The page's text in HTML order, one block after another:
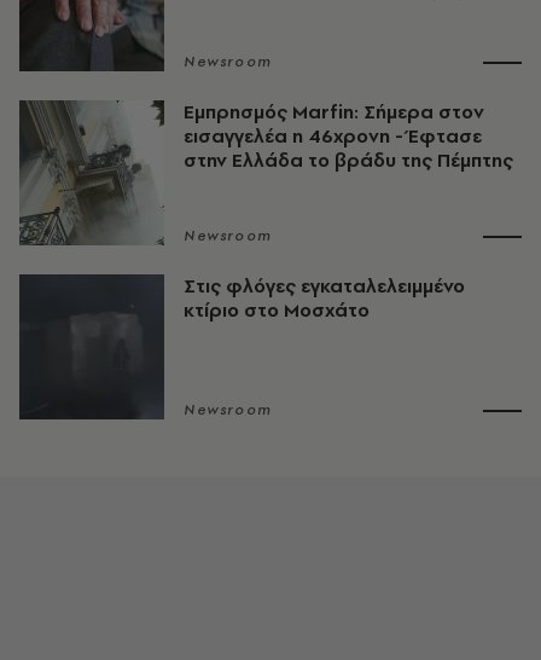
Newsroom
Εμπρησμός Marfin: Σήμερα στον
εισαγγελέα η 46χρονη - Έφτασε
στην Ελλάδα το βράδυ της Πέμπτης
Newsroom
Στις φλόγες εγκαταλελειμμένο
κτίριο στο Μοσχάτο
Newsroom